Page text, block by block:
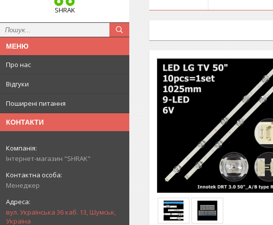
SHRAK
Про нас
Відгуки
Поширені питання
КОНТАКТИ
Інтернет-магазин "SHRAK"
Менеджер
вул. Українська 36 каб. 13, Шумськ,
Україна